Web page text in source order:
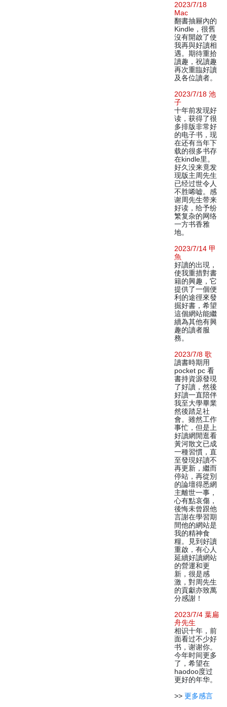
2023/7/18
Mac
翻書抽屜內的
Kindle，很舊
沒有開啟了使
我再與好讀相
遇。期待重拾
讀趣，祝讀趣
再次重臨好讀
及各位讀者。
2023/7/18 池
子
十年前发现好
读，获得了很
多排版非常好
的电子书，现
在还有当年下
载的很多书存
在kindle里。
好久没来竟发
现版主周先生
已经过世令人
不胜唏嘘。感
谢周先生带来
好读，给予纷
繁复杂的网络
一方书香雅
地。
2023/7/14 甲
魚
好讀的出現，
使我重措對書
籍的興趣，它
提供了一個便
利的途徑來發
掘好書，希望
這個網站能繼
續為其他有興
趣的讀者服
務。
2023/7/8 歌
讀書時期用
pocket pc 看
書持資源發現
了好讀，然後
好讀一直陪伴
我至大學畢業
然後踏足社
會。雖然工作
事忙，但是上
好讀網閒逛看
黃河散文已成
一種習慣，直
至發現好讀不
再更新，繼而
停站，再從別
的論壇得悉網
主離世一事，
心有點哀傷，
後悔未曾跟他
言謝在學習期
間他的網站是
我的精神食
糧。見到好讀
重啟，有心人
延續好讀網站
的營運和更
新，很是感
激，對周先生
的貢獻亦致萬
分感謝！
2023/7/4 葉扁
舟先生
相识十年，前
面看过不少好
书，谢谢你。
今年时间更多
了，希望在
haodoo度过
更好的年华。
>> 更多感言